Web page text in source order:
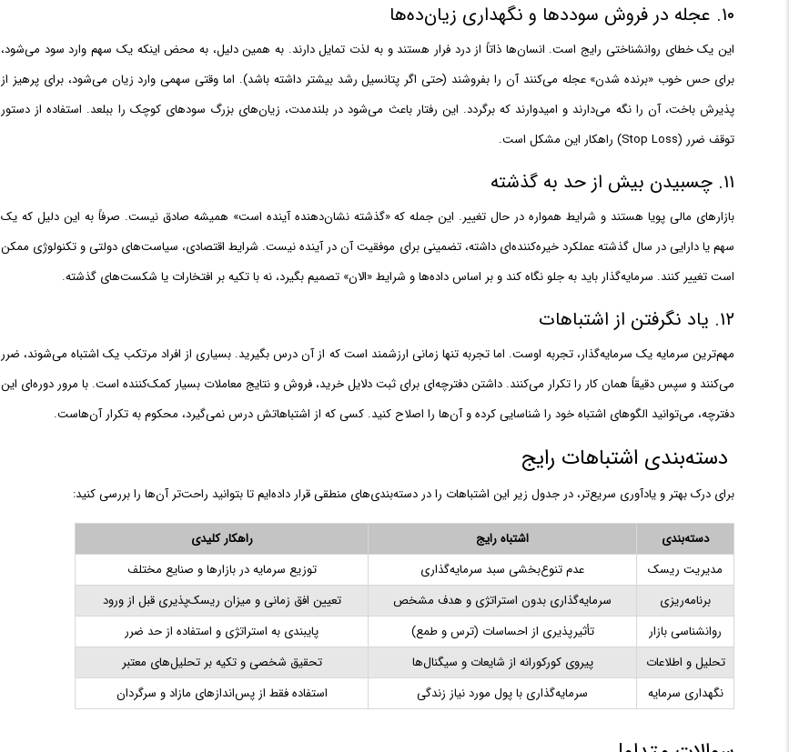
۱۰. عجله در فروش سوددها و نگهداری زیان‌ده‌ها
این یک خطای روانشناختی رایج است. انسان‌ها ذاتاً از درد فرار هستند و به لذت تمایل دارند. به همین دلیل، به محض اینکه یک سهم وارد سود می‌شود،
برای حس خوب «برنده شدن» عجله می‌کنند آن را بفروشند (حتی اگر پتانسیل رشد بیشتر داشته باشد). اما وقتی سهمی وارد زیان می‌شود، برای پرهیز از
پذیرش باخت، آن را نگه می‌دارند و امیدوارند که برگردد. این رفتار باعث می‌شود در بلندمدت، زیان‌های بزرگ سودهای کوچک را ببلعد. استفاده از دستور
توقف ضرر (Stop Loss) راهکار این مشکل است.
۱۱. چسبیدن بیش از حد به گذشته
بازارهای مالی پویا هستند و شرایط همواره در حال تغییر. این جمله که «گذشته نشان‌دهنده آینده است» همیشه صادق نیست. صرفاً به این دلیل که یک
سهم یا دارایی در سال گذشته عملکرد خیره‌کننده‌ای داشته، تضمینی برای موفقیت آن در آینده نیست. شرایط اقتصادی، سیاست‌های دولتی و تکنولوژی ممکن
است تغییر کنند. سرمایه‌گذار باید به جلو نگاه کند و بر اساس داده‌ها و شرایط «الان» تصمیم بگیرد، نه با تکیه بر افتخارات یا شکست‌های گذشته.
۱۲. یاد نگرفتن از اشتباهات
مهم‌ترین سرمایه یک سرمایه‌گذار، تجربه اوست. اما تجربه تنها زمانی ارزشمند است که از آن درس بگیرید. بسیاری از افراد مرتکب یک اشتباه می‌شوند، ضرر
می‌کنند و سپس دقیقاً همان کار را تکرار می‌کنند. داشتن دفترچه‌ای برای ثبت دلایل خرید، فروش و نتایج معاملات بسیار کمک‌کننده است. با مرور دوره‌ای این
دفترچه، می‌توانید الگوهای اشتباه خود را شناسایی کرده و آن‌ها را اصلاح کنید. کسی که از اشتباهاتش درس نمی‌گیرد، محکوم به تکرار آن‌هاست.
دسته‌بندی اشتباهات رایج
برای درک بهتر و یادآوری سریع‌تر، در جدول زیر این اشتباهات را در دسته‌بندی‌های منطقی قرار داده‌ایم تا بتوانید راحت‌تر آن‌ها را بررسی کنید:
دسته‌بندی اشتباه رایج
راهکار کلیدی
مدیریت ریسک
عدم تنوع‌بخشی سبد سرمایه‌گذاری
توزیع سرمایه در بازارها و صنایع مختلف
برنامه‌ریزی
سرمایه‌گذاری بدون استراتژی و هدف مشخص
تعیین افق زمانی و میزان ریسک‌پذیری قبل از ورود
روانشناسی بازار
تأثیرپذیری از احساسات (ترس و طمع)
پایبندی به استراتژی و استفاده از حد ضرر
تحلیل و اطلاعات
پیروی کورکورانه از شایعات و سیگنال‌ها
تحقیق شخصی و تکیه بر تحلیل‌های معتبر
نگهداری سرمایه
سرمایه‌گذاری با پول مورد نیاز زندگی استفاده فقط از پس‌اندازهای مازاد و سرگردان